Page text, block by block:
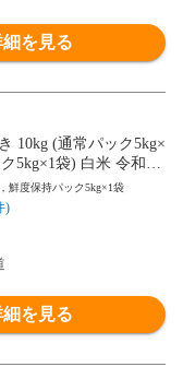
細を見る
10kg (通常パック5kg×
5kg×1袋) 白米 令和7
鮮度保持パック5kg×1袋
)
細を見る